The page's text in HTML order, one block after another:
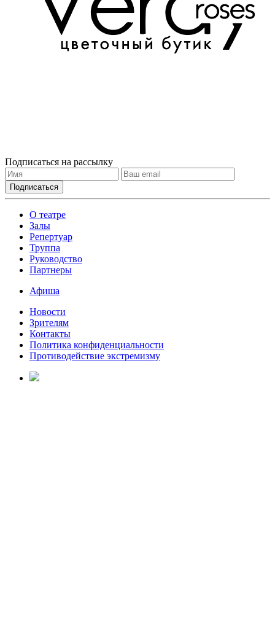
Подписаться на рассылку
О театре
Залы
Репертуар
Труппа
Руководство
Партнеры
Афиша
Новости
Зрителям
Контакты
Политика конфиденциальности
Противодействие экстремизму